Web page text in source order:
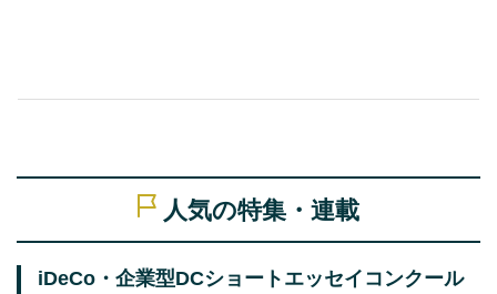
人気の特集・連載
iDeCo・企業型DCショートエッセイコンクール